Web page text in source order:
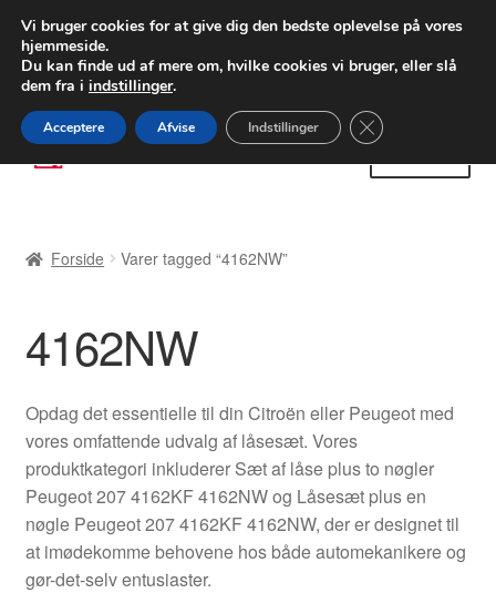
LEVERING fra 55 kr.
FEDEX verdensomspændende forsendelse
80 82 72 02
Spring
til
Spring
til
Betalinger
Kasse
Klageprocedure
Kontakte
Forside Varer tagged “4162NW”
4162NW
Opdag det essentielle til din Citroën eller Peugeot med
vores omfattende udvalg af låsesæt. Vores
produktkategori inkluderer Sæt af låse plus to nøgler
Peugeot 207 4162KF 4162NW og Låsesæt plus en
nøgle Peugeot 207 4162KF 4162NW, der er designet til
at imødekomme behovene hos både automekanikere og
gør-det-selv entusiaster.
Vi bruger cookies for at give dig den bedste oplevelse på vores
hjemmeside.
Du kan finde ud af mere om, hvilke cookies vi bruger, eller slå
dem fra i indstillinger.
Acceptere Afvise Indstillinger Close GDPR